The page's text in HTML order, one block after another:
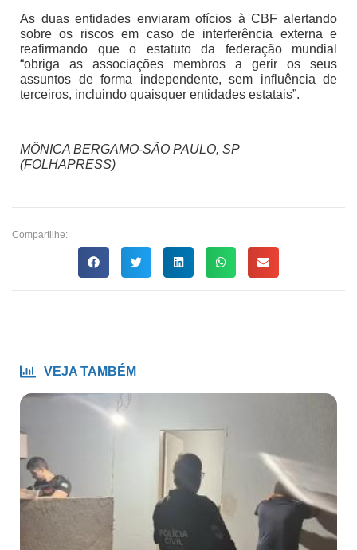
As duas entidades enviaram ofícios à CBF alertando
sobre os riscos em caso de interferência externa e
reafirmando que o estatuto da federação mundial
“obriga as associações membros a gerir os seus
assuntos de forma independente, sem influência de
terceiros, incluindo quaisquer entidades estatais”.
MÔNICA BERGAMO-SÃO PAULO, SP
(FOLHAPRESS)
Compartilhe:
VEJA TAMBÉM